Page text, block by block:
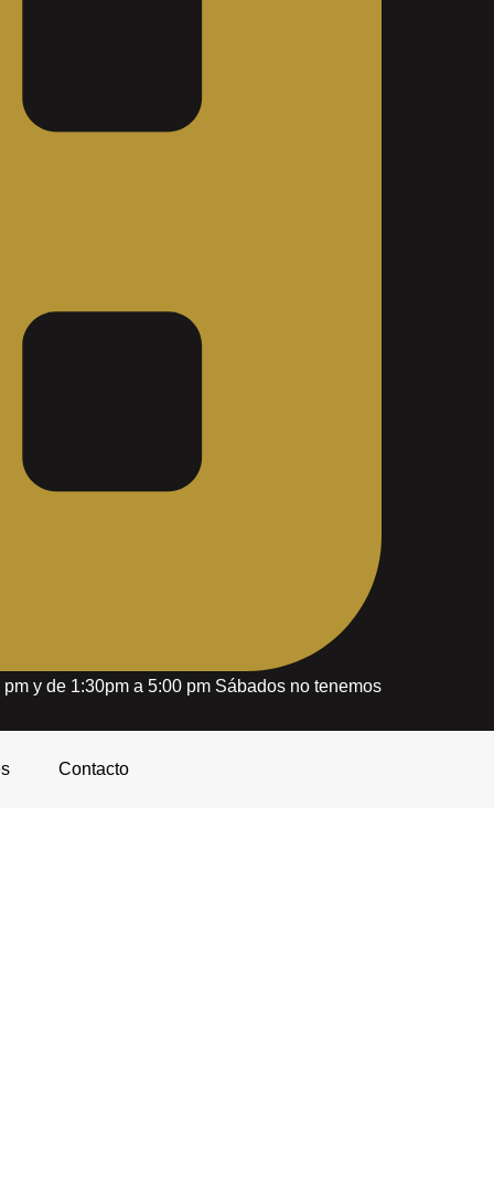
y de 1:30pm a 5:00 pm Sábados no tenemos
Contacto